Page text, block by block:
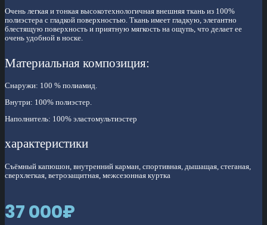
Очень легкая и тонкая высокотехнологичная внешняя ткань из 100%
полиэстера с гладкой поверхностью. Ткань имеет гладкую, элегантно
блестящую поверхность и приятную мягкость на ощупь, что делает ее
очень удобной в носке.
Материальная композиция:
Снаружи: 100 % полиамид.
Внутри: 100% полиэстер.
Наполнитель: 100% эластомультиэстер
характеристики
Съёмный капюшон, внутренний карман, спортивная, дышащая, стеганая,
сверхлегкая, ветрозащитная, межсезонная куртка
37 000₽